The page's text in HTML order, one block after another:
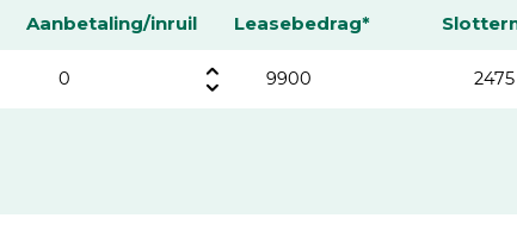
Aanbetaling/inruil Leasebedrag*